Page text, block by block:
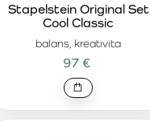
balans, kreativita
Stapelstein Original Set
Cool Classic
97 €